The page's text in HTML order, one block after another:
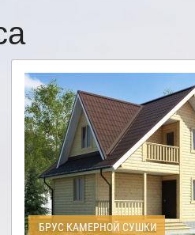
БРУС КАМЕРНОЙ СУШКИ